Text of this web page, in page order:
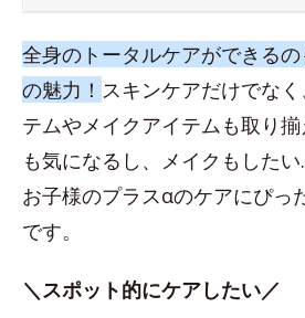
全身のトータルケアができるの
の魅力！ スキンケアだけでな
テムやメイクアイテムも取り
も気になるし、メイクもした
お子様のプラスαのケアにぴっ
です。
＼スポット的にケアしたい／